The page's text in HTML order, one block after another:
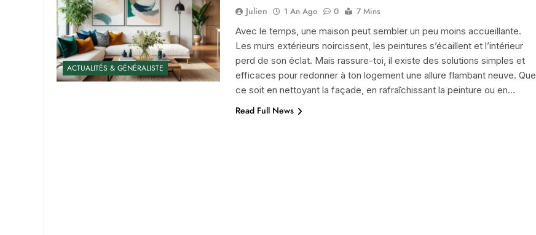
ACTUALITÉS & GÉNÉRALISTE
Julien 1 An Ago 0
7 Mins
Avec le temps, une maison peut sembler un peu moins accueillante.
Les murs extérieurs noircissent, les peintures s’écaillent et l’intérieur
perd de son éclat. Mais rassure-toi, il existe des solutions simples et
efficaces pour redonner à ton logement une allure flambant neuve. Que
ce soit en nettoyant la façade, en rafraîchissant la peinture ou en…
Read Full News